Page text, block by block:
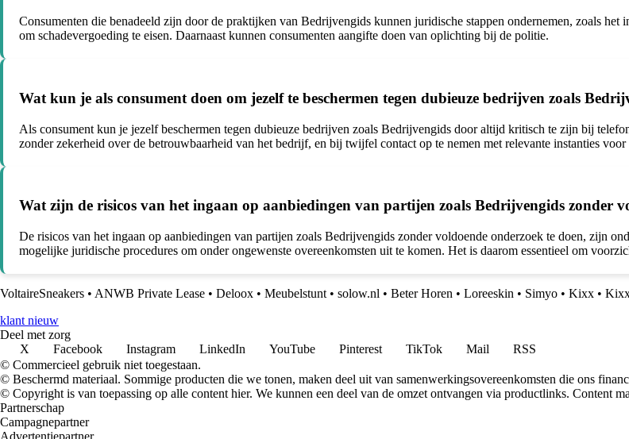
Consumenten die benadeeld zijn door de praktijken van Bedrijvengids kunnen juridische stappen ondernemen, zoals
om schadevergoeding te eisen. Daarnaast kunnen consumenten aangifte doen van oplichting bij de politie.
Wat kun je als consument doen om jezelf te beschermen tegen dubieuze bedrijven zoals
Als consument kun je jezelf beschermen tegen dubieuze bedrijven zoals Bedrijvengids door altijd kritisch te zijn bij
zonder zekerheid over de betrouwbaarheid van het bedrijf, en bij twijfel contact op te nemen met relevante instanties voor
Wat zijn de risicos van het ingaan op aanbiedingen van partijen zoals Bedrijvengids zonder
De risicos van het ingaan op aanbiedingen van partijen zoals Bedrijvengids zonder voldoende onderzoek te doen, zijn
mogelijke juridische procedures om onder ongewenste overeenkomsten uit te komen. Het is daarom essentieel om
VoltaireSneakers • ANWB Private Lease • Deloox • Meubelstunt • solow.nl • Beter Horen • Loreeskin • Simyo • Kixx •
klant nieuw
Deel met zorg
X
Facebook Instagram LinkedIn YouTube Pinterest TikTok Mail
RSS
© Commercieel gebruik niet toegestaan.
© Beschermd materiaal. Sommige producten die we tonen, maken deel uit van samenwerkingsovereenkomsten die ons
© Copyright is van toepassing op alle content hier. We kunnen een deel van de omzet ontvangen via productlinks. Content
Partnerschap
Campagnepartner
Advertentiepartner